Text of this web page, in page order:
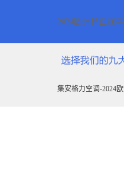
2024欧洲杯正规
集安格力空调-2024